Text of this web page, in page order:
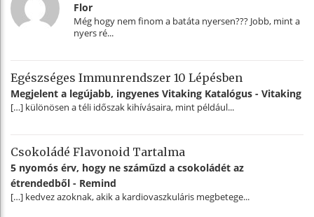
Flor
Még hogy nem finom a batáta nyersen??? Jobb, mint a
nyers ré...
Egészséges Immunrendszer 10 Lépésben
Megjelent a legújabb, ingyenes Vitaking Katalógus - Vitaking
[…] különösen a téli időszak kihívásaira, mint például...
Csokoládé Flavonoid Tartalma
5 nyomós érv, hogy ne száműzd a csokoládét az
étrendedből - Remind
[…] kedvez azoknak, akik a kardiovaszkuláris megbetege...